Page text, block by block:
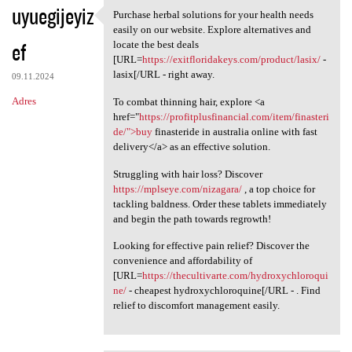
uyuegijeyiz
ef
09.11.2024
Adres
Purchase herbal solutions for
Purchase herbal solutions for your health needs
easily on our website. Explore alternatives and
locate the best deals
[URL=https://exitfloridakeys.com/product/lasix/-
lasix[/URL - right away.
To combat thinning hair, explore <a
href="https://profitplusfinancial.com/item/finasteri
de/">buyfinasteride in australia online with fast
delivery</a> as an effective solution.
Struggling with hair loss? Discover
https://mplseye.com/nizagara/, a top choice for
tackling baldness. Order these tablets immediately
and begin the path towards regrowth!
Looking for effective pain relief? Discover the
convenience and affordability of
[URL=https://thecultivarte.com/hydroxychloroqui
ne/- cheapest hydroxychloroquine[/URL - . Find
relief to discomfort management easily.